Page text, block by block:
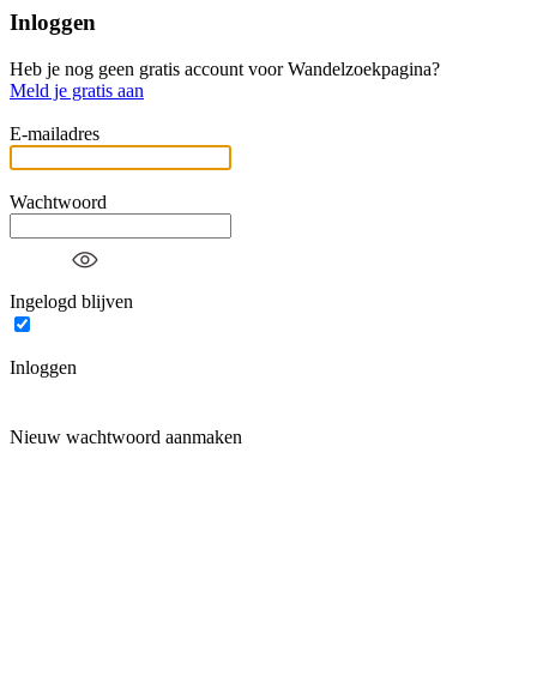
Inloggen
Heb je nog geen gratis account voor Wandelzoekpagina?
Meld je gratis aan
E-mailadres
Wachtwoord
Ingelogd blijven
Inloggen
Nieuw wachtwoord aanmaken